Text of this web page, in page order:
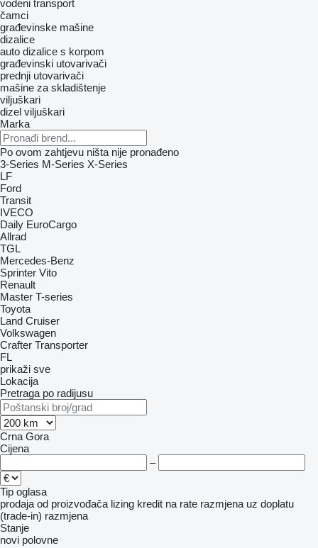
vodeni transport
čamci
građevinske mašine
dizalice
auto dizalice s korpom
građevinski utovarivači
prednji utovarivači
mašine za skladištenje
viljuškari
dizel viljuškari
Marka
Po ovom zahtjevu ništa nije pronađeno
3-Series M-Series X-Series
LF
Ford
Transit
IVECO
Daily EuroCargo
Allrad
TGL
Mercedes-Benz
Sprinter Vito
Renault
Master T-series
Toyota
Land Cruiser
Volkswagen
Crafter Transporter
FL
prikaži sve
Lokacija
Pretraga po radijusu
Crna Gora
Cijena
–
Tip oglasa
prodaja od proizvođača lizing kredit na rate razmjena uz doplatu
(trade-in) razmjena
Stanje
novi polovne